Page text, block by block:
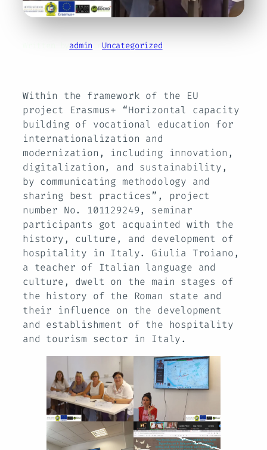
admin Uncategorized
Within the framework of the EU
project Erasmus+ “Horizontal capacity
building of vocational education for
internationalization and
modernization, including innovation,
digitalization, and sustainability,
by communicating methodology and
sharing best practices”, project
number No. 101129249, seminar
participants got acquainted with the
history, culture, and development of
hospitality in Italy. Giulia Troiano,
a teacher of Italian language and
culture, dwelt on the main stages of
the history of the Roman state and
their influence on the development
and establishment of the hospitality
and tourism sector in Italy.